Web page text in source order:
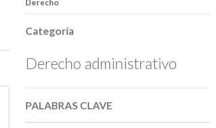
Derecho
Categoría
Derecho administrativo
PALABRAS CLAVE